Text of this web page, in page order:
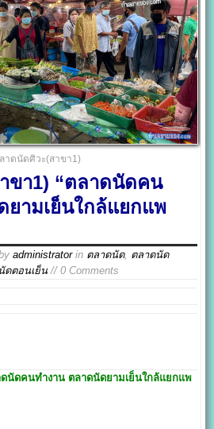
าดนัดศิวะ(สาขา1)
ขา1) “ตลาดนัดคน
ยามเย็นใกล้แยกแพ
administratorin ตลาดนัด, ตลาดนัด
ดตอนเย็น // 0 Comments
ดนัดคนทำงาน ตลาดนัดยามเย็นใกล้แยกแพ